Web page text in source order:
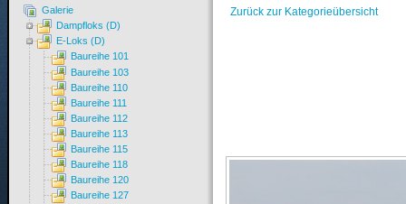
Zurück zur Kategorieübersicht
Galerie
Dampfloks (D)
E-Loks (D)
Baureihe 101
Baureihe 103
Baureihe 110
Baureihe 111
Baureihe 112
Baureihe 113
Baureihe 115
Baureihe 118
Baureihe 120
Baureihe 127